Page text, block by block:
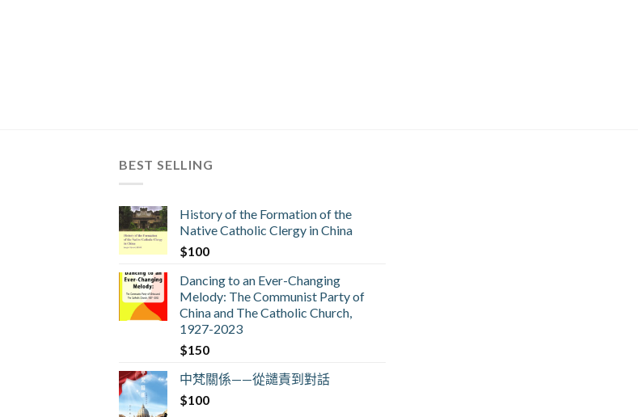
BEST SELLING
History of the Formation of the
Native Catholic Clergy in China
$100
Dancing to an Ever-Changing
Melody: The Communist Party of
China and The Catholic Church,
1927-2023
$150
中梵關係——從譴責到對話
$100